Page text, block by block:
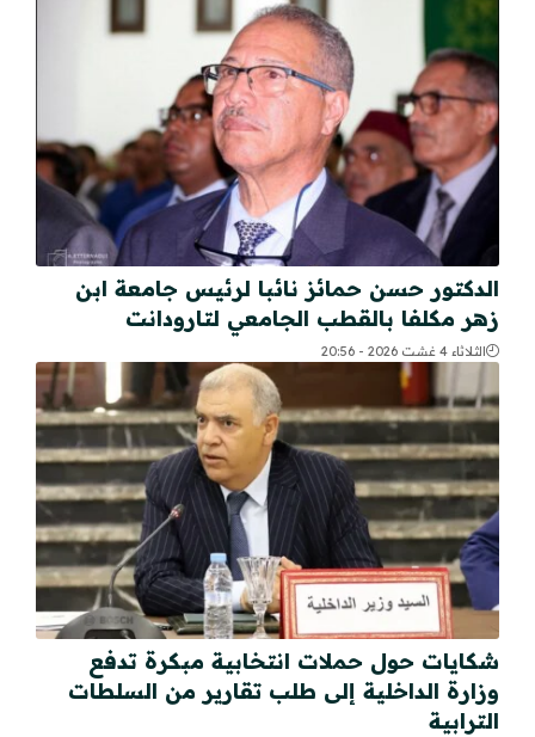
الدكتور حسن حمائز نائبا لرئيس جامعة ابن
زهر مكلفا بالقطب الجامعي لتارودانت
الثلاثاء 4 غشت 2026 - 20:56
شكايات حول حملات انتخابية مبكرة تدفع
وزارة الداخلية إلى طلب تقارير من السلطات
الترابية